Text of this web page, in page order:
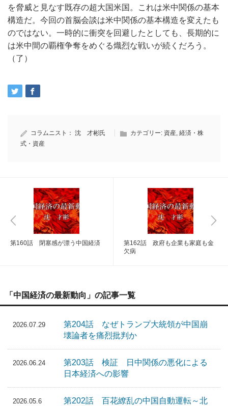
を脅威と見なす既存の超大国米国。これは米中関係の基本
構造だ。今回の首脳会談は米中関係の基本構造を変えたも
のではない。一時的に衝突を回避したとしても、長期的に
は米中間の覇権争奪をめぐる熾烈な戦いが続くだろう。
（了）
コラムニスト： 沈 才彬氏 カテゴリー: 資産, 経済・株
式・資産
第160話 閉塞感が漂う中国経済
第162話 政府も企業も家庭も金
欠病
「中国経済の最新動向」の記事一覧
2026.07.29
第204話 なぜトランプ大統領が中国崩
壊論者を痛烈批判か
2026.06.24
第203話 検証 日中関係の悪化による
日本経済への影響
2026.05.6
第202話 百花繚乱の中国自動運転～北